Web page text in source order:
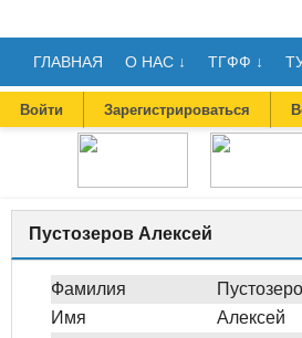
ГЛАВНАЯ О НАС ↓ ТГФФ ↓
Войти Зарегистрироваться
Пустозеров Алексей
Фамилия
Имя
Алексей